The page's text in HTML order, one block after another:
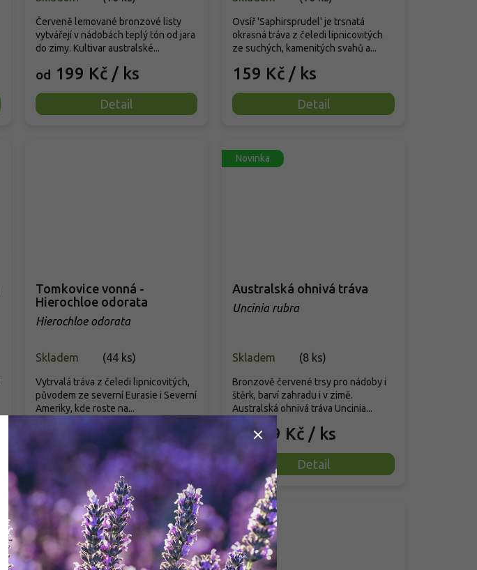
od 199 Kč / ks
Detail
Červeně lemované bronzové listy
vytvářejí v nádobách teplý tón od jara
do zimy. Kultivar australské...
159 Kč / ks
Detail
Ovsíř 'Saphirsprudel' je trsnatá
okrasná tráva z čeledi lipnicovitých
ze suchých, kamenitých svahů a...
Tomkovice vonná -
Hierochloe odorata
Hierochloe odorata
Skladem (44 ks)
99 Kč/ ks
Detail
Vytrvalá tráva z čeledi lipnicovitých,
původem ze severní Eurasie i Severní
Ameriky, kde roste na...
Novinka
Australská ohnivá tráva
Uncinia rubra
Skladem (8 ks)
od179 Kč / ks
Detail
Bronzově červené trsy pro nádoby i
štěrk, barví zahradu i v zimě.
Australská ohnivá tráva Uncinia...